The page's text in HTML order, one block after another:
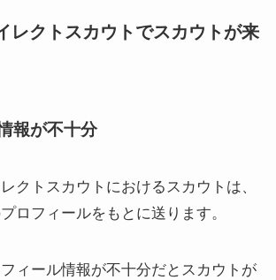
レクトスカウトでスカウトが来
報が不十分
クトスカウトにおけるスカウトは、
ロフィールをもとに送ります。
ィール情報が不十分だとスカウトが